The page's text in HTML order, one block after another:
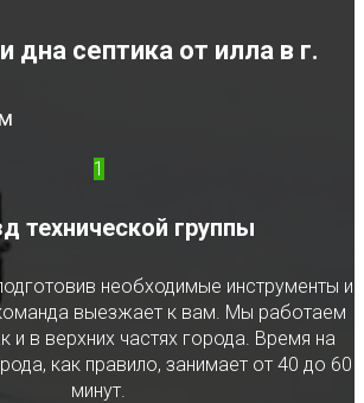
дна септика от илла в г.
1
технической группы
необходимые инструменты и
выезжает к вам. Мы работаем
и в верхних частях города. Время на
как правило, занимает от 40 до 60
минут.